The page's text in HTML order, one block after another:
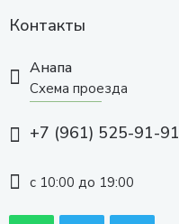
Контакты
Анапа
Схема проезда
+7 (961) 525-91-91
с 10:00 до 19:00